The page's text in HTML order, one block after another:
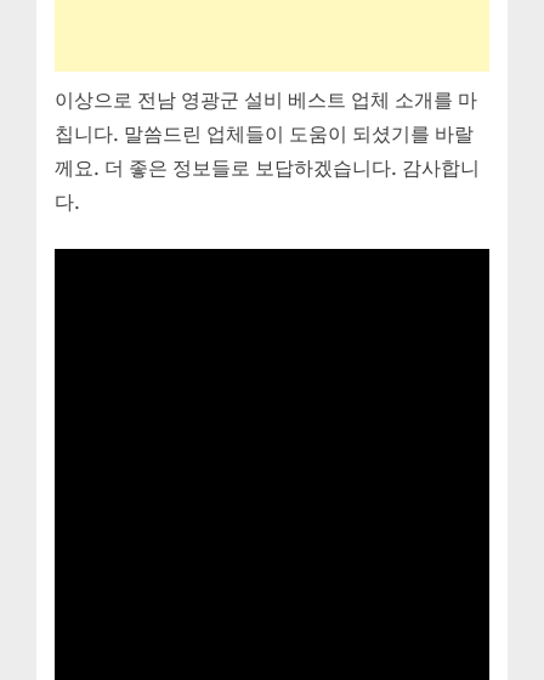
이상으로 전남 영광군 설비 베스트 업체 소개를 마
칩니다. 말씀드린 업체들이 도움이 되셨기를 바랄
께요. 더 좋은 정보들로 보답하겠습니다. 감사합니
다.